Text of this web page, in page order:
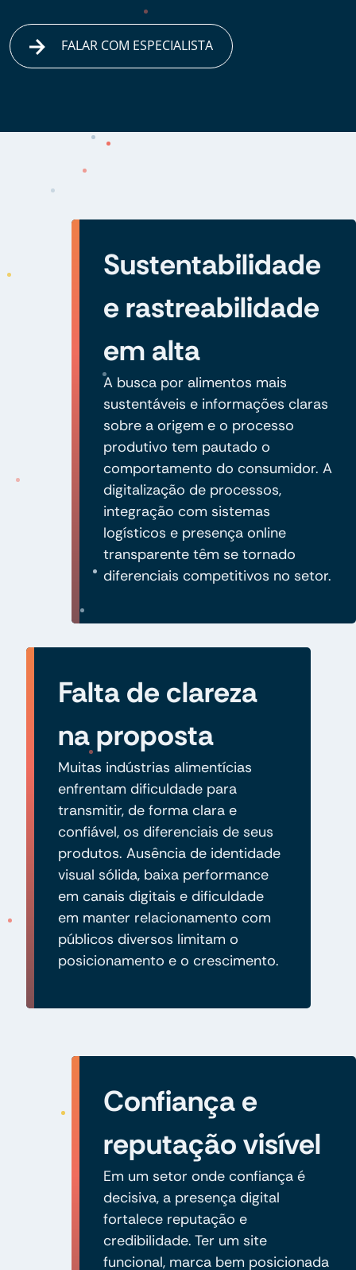
FALAR COM ESPECIALISTA
Sustentabilidade
e rastreabilidade
em alta
A busca por alimentos mais
sustentáveis e informações claras
sobre a origem e o processo
produtivo tem pautado o
comportamento do consumidor. A
digitalização de processos,
integração com sistemas
logísticos e presença online
transparente têm se tornado
diferenciais competitivos no setor.
Falta de clareza
na proposta
Muitas indústrias alimentícias
enfrentam dificuldade para
transmitir, de forma clara e
confiável, os diferenciais de seus
produtos. Ausência de identidade
visual sólida, baixa performance
em canais digitais e dificuldade
em manter relacionamento com
públicos diversos limitam o
posicionamento e o crescimento.
Confiança e
reputação visível
Em um setor onde confiança é
decisiva, a presença digital
fortalece reputação e
credibilidade. Ter um site
funcional, marca bem posicionada